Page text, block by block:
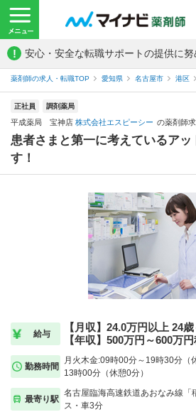
! 安心・安全な転職サポートの提供に努
薬剤師の求人・転職TOP 愛知県 名古屋市 港区
正社員 調剤薬局
平成薬局 宝神店 株式会社エスピーシー の薬剤師求
患者さまと第一に考えているア
す！
給与
【月収】24.0万円以上 24
【年収】500万円～600万
勤務時間
月火木金:09時00分～19時30分（
13時00分（休憩0分）
最寄り駅
名古屋臨海高速鉄道あおなみ線「
ス・車3分